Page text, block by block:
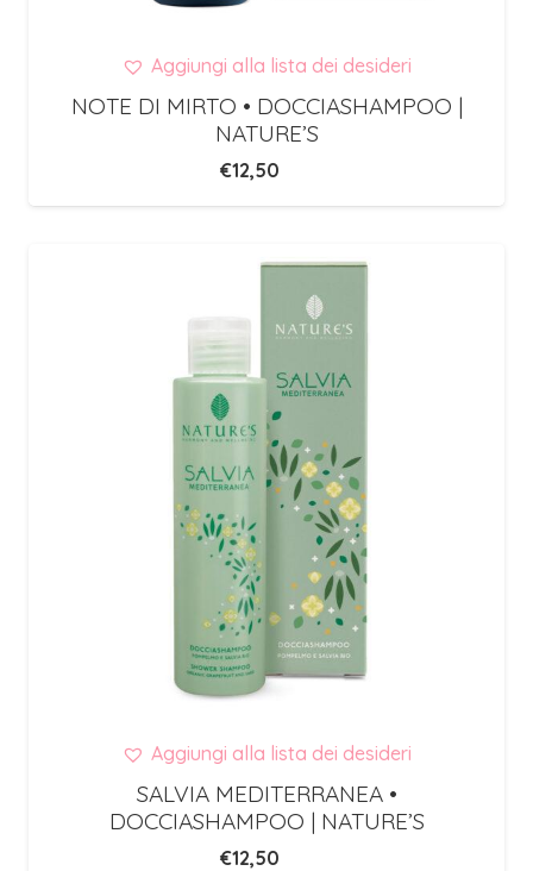
Aggiungi alla lista dei desideri
NOTE DI MIRTO • DOCCIASHAMPOO |
NATURE’S
€12,50
Aggiungi alla lista dei desideri
SALVIA MEDITERRANEA •
DOCCIASHAMPOO | NATURE’S
€12,50